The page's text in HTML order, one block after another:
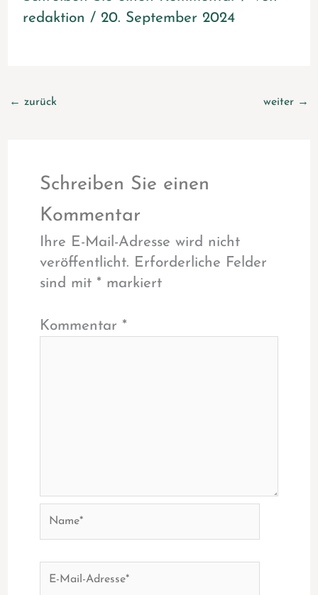
redaktion/20. September 2024
← zurück weiter →
Schreiben Sie einen
Kommentar
Ihre E-Mail-Adresse wird nicht
veröffentlicht. Erforderliche Felder
sind mit * markiert
Kommentar *
Name*
E-